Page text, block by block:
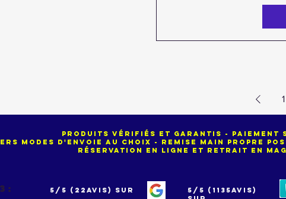
1
produits vérifiés et garantis - paiement
modes d'envoie au choix - remise main propre
Réservation en ligne et retrait en
5/5 (22avis) sur
5/5 (1135avis)